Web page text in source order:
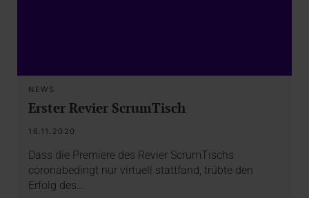
NEWS
Erster Revier ScrumTisch
16.11.2020
Dass die Premiere des Revier ScrumTischs
coronabedingt nur virtuell stattfand, trübte den
Erfolg des…